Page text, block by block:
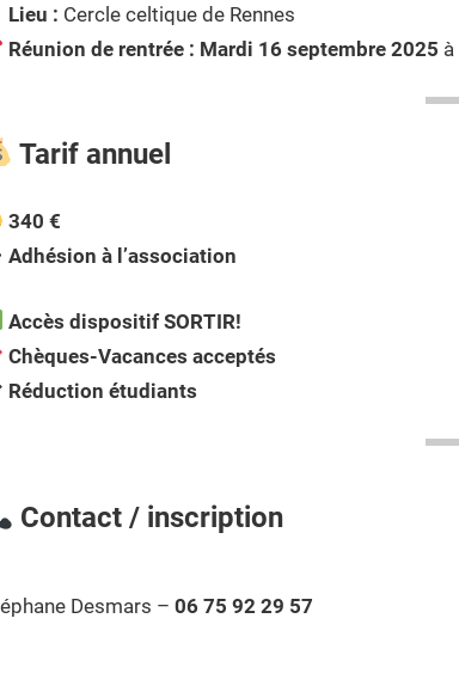
Lieu : Cercle celtique de Rennes
Réunion de rentrée : Mardi 16 septembre 2025 à
Tarif annuel
340 €
Adhésion à l’association
Accès dispositif SORTIR!
Chèques-Vacances acceptés
Réduction étudiants
Contact / inscription
Desmars – 06 75 92 29 57